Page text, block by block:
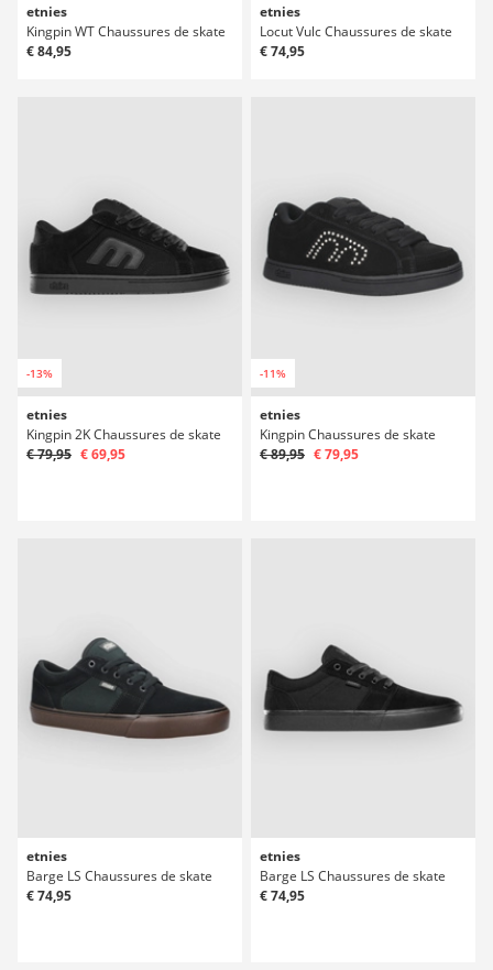
etnies
Kingpin WT Chaussures de skate
€ 84,95
etnies
Locut Vulc Chaussures de skate
€ 74,95
-13%
etnies
Kingpin 2K Chaussures de skate
€ 79,95 € 69,95
-11%
etnies
Kingpin Chaussures de skate
€ 89,95 € 79,95
etnies
Barge LS Chaussures de skate
€ 74,95
etnies
Barge LS Chaussures de skate
€ 74,95